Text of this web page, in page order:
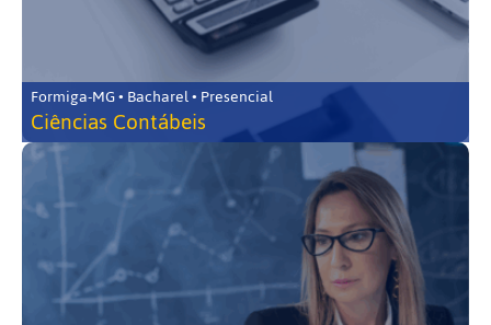
Formiga-MG • Bacharel • Presencial
Ciências Contábeis